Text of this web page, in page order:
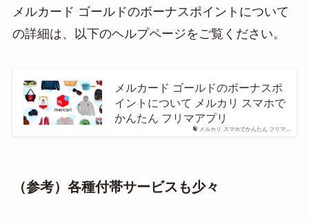
メルカード ゴールドのボーナスポイントについて
の詳細は、以下のヘルプページをご覧ください。
メルカリ スマホでかんたん フリマ…
メルカード ゴールドのボーナスポ
イントについて メルカリ スマホで
かんたん フリマアプリ
（参考）各種付帯サービスも少々